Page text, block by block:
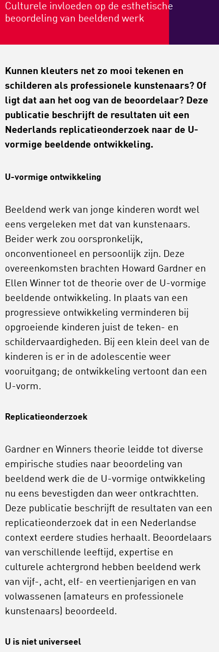
Culturele invloeden op de esthetische
beoordeling van beeldend werk
Kunnen kleuters net zo mooi tekenen en
schilderen als professionele kunstenaars? Of
ligt dat aan het oog van de beoordelaar? Deze
publicatie beschrijft de resultaten uit een
Nederlands replicatieonderzoek naar de U-
vormige beeldende ontwikkeling.
U-vormige ontwikkeling
Beeldend werk van jonge kinderen wordt wel
eens vergeleken met dat van kunstenaars.
Beider werk zou oorspronkelijk,
onconventioneel en persoonlijk zijn. Deze
overeenkomsten brachten Howard Gardner en
Ellen Winner tot de theorie over de U-vormige
beeldende ontwikkeling. In plaats van een
progressieve ontwikkeling verminderen bij
opgroeiende kinderen juist de teken- en
schildervaardigheden. Bij een klein deel van de
kinderen is er in de adolescentie weer
vooruitgang; de ontwikkeling vertoont dan een
U-vorm.
Replicatieonderzoek
Gardner en Winners theorie leidde tot diverse
empirische studies naar beoordeling van
beeldend werk die de U-vormige ontwikkeling
nu eens bevestigden dan weer ontkrachtten.
Deze publicatie beschrijft de resultaten van een
replicatieonderzoek dat in een Nederlandse
context eerdere studies herhaalt. Beoordelaars
van verschillende leeftijd, expertise en
culturele achtergrond hebben beeldend werk
van vijf-, acht, elf- en veertienjarigen en van
volwassenen (amateurs en professionele
kunstenaars) beoordeeld.
U is niet universeel